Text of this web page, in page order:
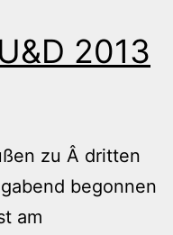
2013
zu Â dritten
begonnen
am